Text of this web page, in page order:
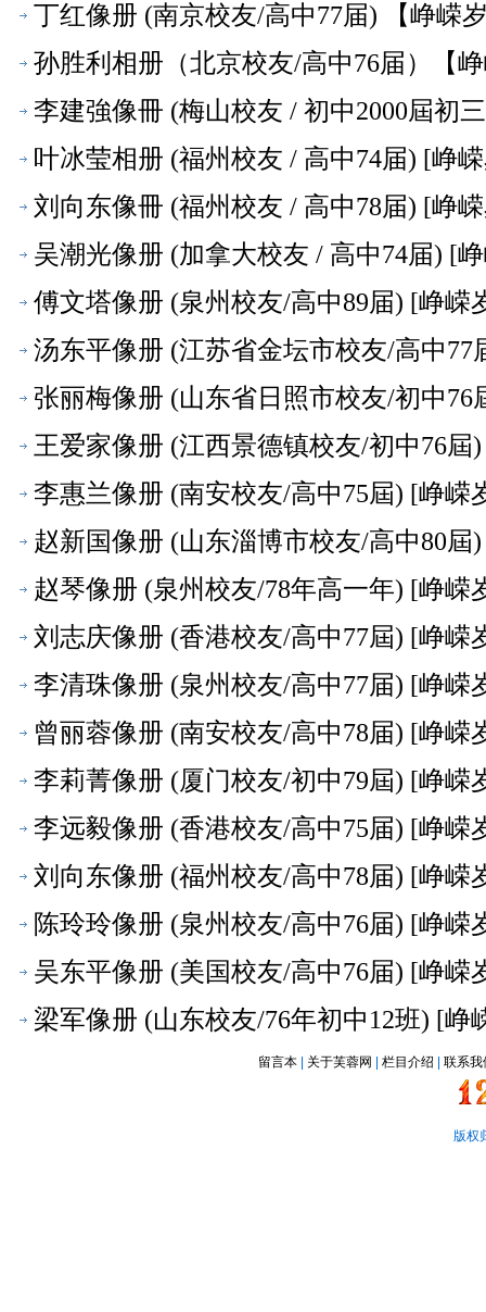
丁红像册 (南京校友/高中77届) 【峥嵘
孙胜利相册（北京校友/高中76届）【
李建強像冊 (梅山校友 / 初中2000屆初
叶冰莹相册 (福州校友 / 高中74届) [峥
刘向东像冊 (福州校友 / 高中78届) [峥
吴潮光像册 (加拿大校友 / 高中74届) [
傅文塔像册 (泉州校友/高中89届) [峥嵘
汤东平像册 (江苏省金坛市校友/高中77
张丽梅像册 (山东省日照市校友/初中76
王爱家像册 (江西景德镇校友/初中76屆
李惠兰像册 (南安校友/高中75屆) [峥嵘
赵新国像册 (山东淄博市校友/高中80屆
赵琴像册 (泉州校友/78年高一年) [峥嵘
刘志庆像册 (香港校友/高中77屆) [峥嵘
李清珠像册 (泉州校友/高中77届) [峥嵘
曾丽蓉像册 (南安校友/高中78届) [峥嵘
李莉菁像册 (厦门校友/初中79屆) [峥嵘
李远毅像册 (香港校友/高中75届) [峥嵘
刘向东像册 (福州校友/高中78届) [峥嵘
陈玲玲像册 (泉州校友/高中76届) [峥嵘
吴东平像册 (美国校友/高中76届) [峥嵘
梁军像册 (山东校友/76年初中12班) [峥
留言本| 关于芙蓉网 栏目介绍 联系我
版权